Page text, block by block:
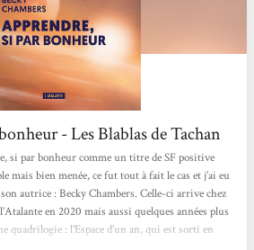
- Les Blablas de Tachan
si par bonheur comme un titre de SF positive
mais bien menée, ce fut tout à fait le cas et j’ai eu
autrice : Becky Chambers. Celle-ci arrive chez
en 2020 mais aussi quelques années plus
quadrilogie : l’Espace d’un an, qui est sorti en